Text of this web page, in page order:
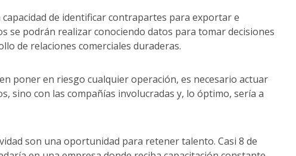
de identificar contrapartes para exportar e
se podrán realizar conociendo datos para tomar decisiones
de relaciones comerciales duraderas.
poner en riesgo cualquier operación, es necesario actuar
sino con las compañías involucradas y, lo óptimo, sería a
son una oportunidad para retener talento. Casi 8 de